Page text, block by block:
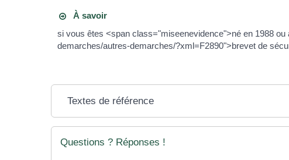
À savoir
si vous êtes <span class="miseenevidence">né en 1988
demarches/autres-demarches/?xml=F2890">brevet de
Textes de référence
Questions ? Réponses !